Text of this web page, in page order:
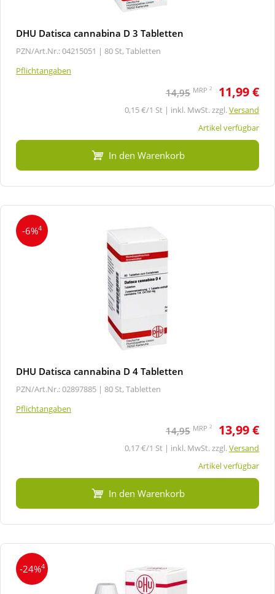
DHU Datisca cannabina D 3 Tabletten
PZN/Art.Nr.: 04215051 | 80 St, Tabletten
Pflichtangaben
14,95 MRP 2 11,99 €
0,15 €/1 St | inkl. MwSt. zzgl.Versand
Artikel verfügbar
In den Warenkorb
-6%4
DHU Datisca cannabina D 4 Tabletten
PZN/Art.Nr.: 02897885 | 80 St, Tabletten
Pflichtangaben
14,95 MRP 2 13,99 €
0,17 €/1 St | inkl. MwSt. zzgl.Versand
Artikel verfügbar
In den Warenkorb
-24%4